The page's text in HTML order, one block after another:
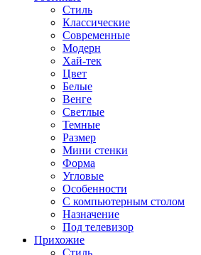
Стиль
Классические
Современные
Модерн
Хай-тек
Цвет
Белые
Венге
Светлые
Темные
Размер
Мини стенки
Форма
Угловые
Особенности
С компьютерным столом
Назначение
Под телевизор
Прихожие
Стиль